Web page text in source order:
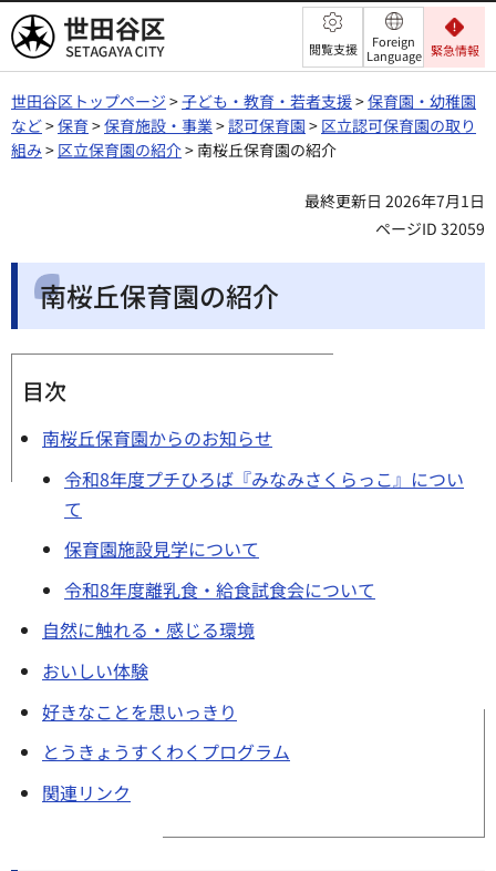
世田谷区 閲覧支援
Foreign
Language 緊急情報
世田谷区トップページ >子ども・教育・若者支援>保育園・幼稚園
など>保育 >保育施設・事業>認可保育園 > 区立認可保育園の取り
組み > 区立保育園の紹介> 南桜丘保育園の紹介
最終更新日 2026年7月1日
ページID 32059
南桜丘保育園の紹介
目次
南桜丘保育園からのお知らせ
令和8年度プチひろば『みなみさくらっこ』につい
て
保育園施設見学について
令和8年度離乳食・給食試食会について
自然に触れる・感じる環境
おいしい体験
好きなことを思いっきり
とうきょうすくわくプログラム
関連リンク